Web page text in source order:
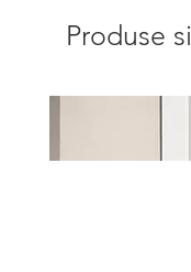
Produse